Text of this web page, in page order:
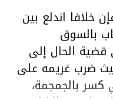
اندلع بين
بالسوق
الحال إلى
ضرب غريمه على
بالجمجمة،